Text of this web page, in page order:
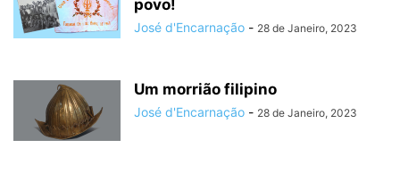
povo!
José d'Encarnação - 28 de Janeiro, 2023
Um morrião filipino
José d'Encarnação - 28 de Janeiro, 2023